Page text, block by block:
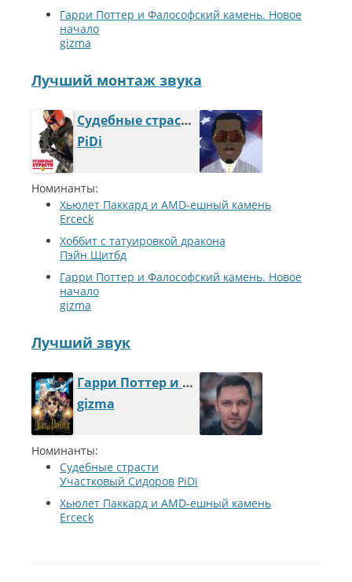
Гарри Поттер и Фалософский камень. Новое
начало
gizma
Лучший монтаж звука
Судебные страсти
PiDi
Номинанты:
Хьюлет Паккард и AMD-ешный камень
Erceck
Хоббит с татуировкой дракона
Пэйн Щитбд
Гарри Поттер и Фалософский камень. Новое
начало
gizma
Лучший звук
Гарри Поттер и Фалософский камень. Новое начало
gizma
Номинанты:
Судебные страсти
Участковый Сидоров PiDi
Хьюлет Паккард и AMD-ешный камень
Erceck